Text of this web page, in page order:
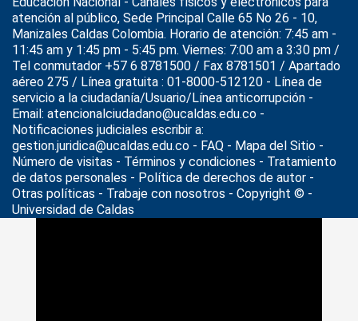
atención al público, Sede Principal Calle 65 No 26 - 10,
Manizales Caldas Colombia. Horario de atención: 7:45 am -
11:45 am y 1:45 pm - 5:45 pm. Viernes: 7:00 am a 3:30 pm /
Tel conmutador +57 6 8781500 / Fax 8781501 / Apartado
aéreo 275 / Línea gratuita : 01-8000-512120 - Línea de
servicio a la ciudadanía/Usuario/Línea anticorrupción -
Email: atencionalciudadano@ucaldas.edu.co -
Notificaciones judiciales escribir a:
gestion.juridica@ucaldas.edu.co - FAQ - Mapa del Sitio -
Número de visitas - Términos y condiciones - Tratamiento
de datos personales - Política de derechos de autor -
Otras políticas - Trabaje con nosotros - Copyright © -
Universidad de Caldas